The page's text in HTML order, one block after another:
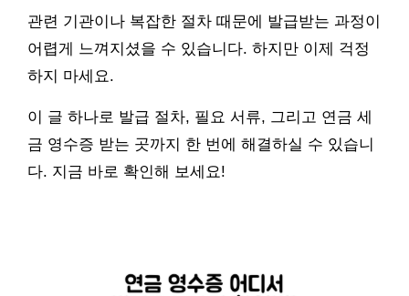
관련 기관이나 복잡한 절차 때문에 발급받는 과정이
어렵게 느껴지셨을 수 있습니다. 하지만 이제 걱정
하지 마세요.
이 글 하나로 발급 절차, 필요 서류, 그리고 연금 세
금 영수증 받는 곳까지 한 번에 해결하실 수 있습니
다. 지금 바로 확인해 보세요!